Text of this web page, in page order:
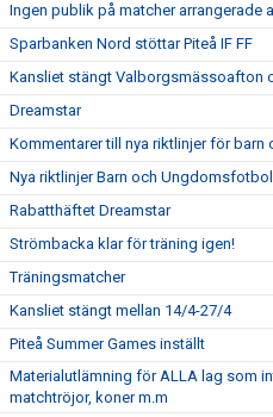
Ingen publik på matcher arrangerade
Sparbanken Nord stöttar Piteå IF FF
Kansliet stängt Valborgsmässoafton
Dreamstar
Kommentarer till nya riktlinjer för barn
Nya riktlinjer Barn och Ungdomsfotboll
Rabatthäftet Dreamstar
Strömbacka klar för träning igen!
Träningsmatcher
Kansliet stängt mellan 14/4-27/4
Piteå Summer Games inställt
Materialutlämning för ALLA lag som
matchtröjor, koner m.m